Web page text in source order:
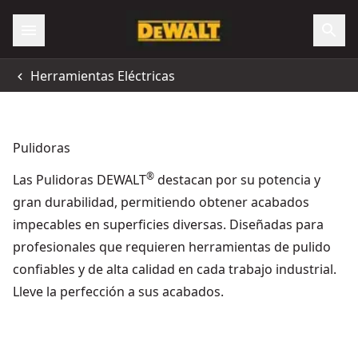
Herramientas Eléctricas
Pulidoras
Las Pulidoras DEWALT® destacan por su potencia y
gran durabilidad, permitiendo obtener acabados
impecables en superficies diversas. Diseñadas para
profesionales que requieren herramientas de pulido
confiables y de alta calidad en cada trabajo industrial.
Lleve la perfección a sus acabados.